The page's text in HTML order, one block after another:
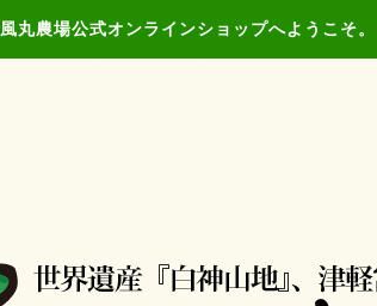
風丸農場公式オンラインショップへようこそ